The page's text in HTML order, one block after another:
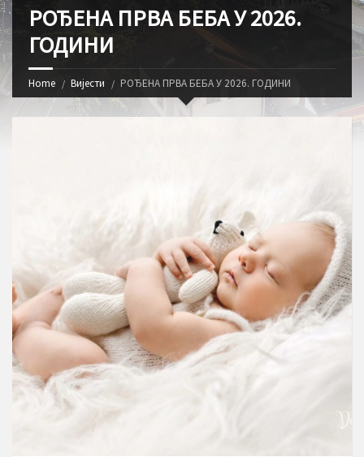
РОЂЕНА ПРВА БЕБА У 2026.
ГОДИНИ
Home Вијести РОЂЕНА ПРВА БЕБА У 2026. ГОДИНИ